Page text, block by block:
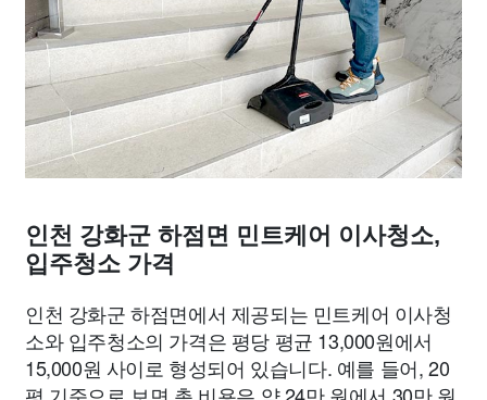
인천 강화군 하점면 민트케어 이사청소,
입주청소 가격
인천 강화군 하점면에서 제공되는 민트케어 이사청
소와 입주청소의 가격은 평당 평균 13,000원에서
15,000원 사이로 형성되어 있습니다. 예를 들어, 20